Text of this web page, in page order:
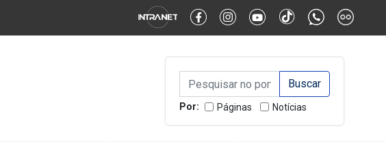
Alternar Alto Contraste Alternar Tamanho da Fonte
Campo de Busca de
Campo de Busca de informaçõesEnviar a Busca
Por: Páginas Notícias